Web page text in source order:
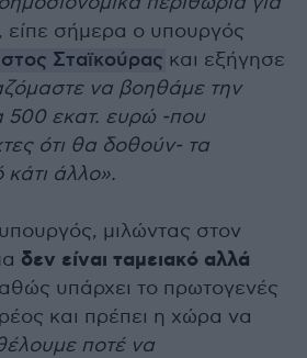
, είπε σήμερα ο υπουργός
Σταϊκούρας και εξήγησε
να βοηθάμε την
500 εκατ. ευρώ -που
ότι θα δοθούν- τα
άλλο».
μιλώντας στον
δεν είναι ταμειακό αλλά
υπάρχει το πρωτογενές
και πρέπει η χώρα να
ποτέ να